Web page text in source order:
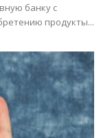
банку с
продукты...